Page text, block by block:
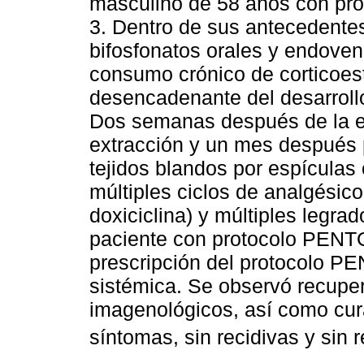
3. Dentro de sus
bifosfonatos orales y
consumo crónico de
desencadenante del
Dos semanas después de la
extracción y un mes
tejidos blandos por
múltiples ciclos de
doxiciclina) y múltiples
paciente con protocolo
prescripción del protocolo
sistémica. Se observó
imagenológicos, así como
síntomas, sin recidivas y sin